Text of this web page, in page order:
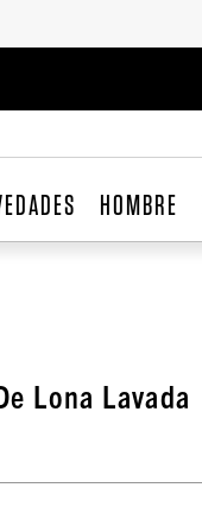
HOMBRE
Lona Lavada